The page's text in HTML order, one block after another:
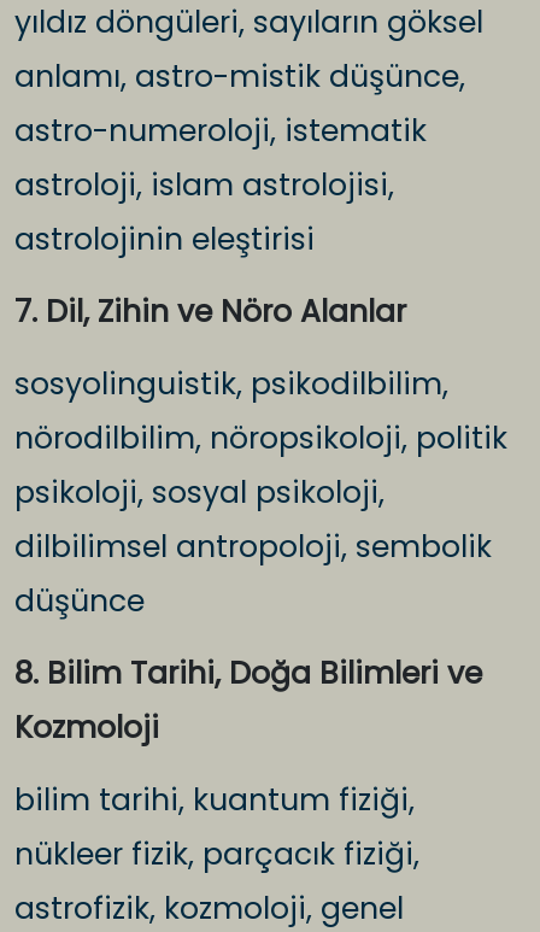
yıldız döngüleri, sayıların göksel
anlamı, astro-mistik düşünce,
astro-numeroloji, istematik
astroloji, islam astrolojisi,
astrolojinin eleştirisi
7. Dil, Zihin ve Nöro Alanlar
sosyolinguistik, psikodilbilim,
nörodilbilim, nöropsikoloji, politik
psikoloji, sosyal psikoloji,
dilbilimsel antropoloji, sembolik
düşünce
8. Bilim Tarihi, Doğa Bilimleri ve
Kozmoloji
bilim tarihi, kuantum fiziği,
nükleer fizik, parçacık fiziği,
astrofizik, kozmoloji, genel